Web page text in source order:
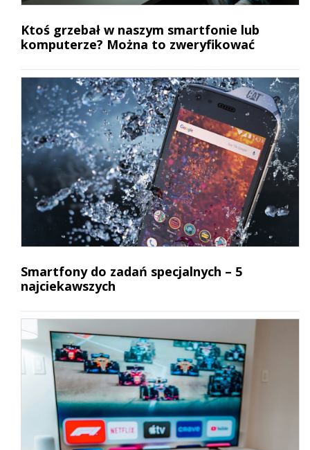
Ktoś grzebał w naszym smartfonie lub
komputerze? Można to zweryfikować
Smartfony do zadań specjalnych – 5
najciekawszych